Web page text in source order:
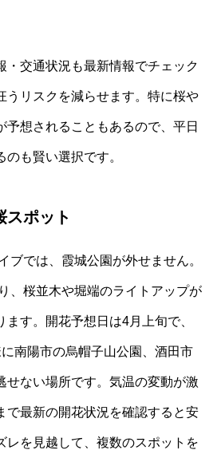
・交通状況も最新情報でチェック
うリスクを減らせます。特に桜や
予想されることもあるので、平日
も賢い選択です。
スポット
ブでは、霞城公園が外せません。
、桜並木や堀端のライトアップが
す。開花予想日は4月上旬で、
南陽市の烏帽子山公園、酒田市
せない場所です。気温の変動が激
で最新の開花状況を確認すると安
レを見越して、複数のスポットを